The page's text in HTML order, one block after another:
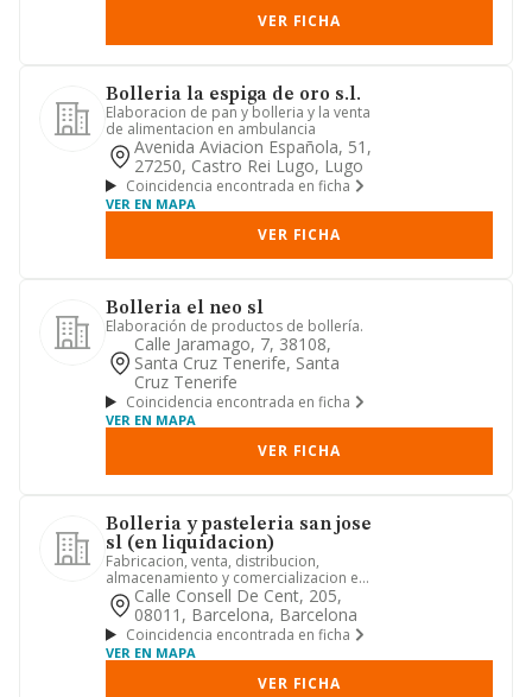
VER FICHA
Bolleria la espiga de oro s.l.
Elaboracion de pan y bolleria y la venta
de alimentacion en ambulancia
Avenida Aviacion Española, 51,
27250, Castro Rei Lugo, Lugo
Coincidencia encontrada en ficha
VER EN MAPA
VER FICHA
Bolleria el neo sl
Elaboración de productos de bollería.
Calle Jaramago, 7, 38108,
Santa Cruz Tenerife, Santa
Cruz Tenerife
Coincidencia encontrada en ficha
VER EN MAPA
VER FICHA
Bolleria y pasteleria san jose
sl (en liquidacion)
Fabricacion, venta, distribucion,
almacenamiento y comercializacion en
general de toda clase de pan...
Calle Consell De Cent, 205,
08011, Barcelona, Barcelona
Coincidencia encontrada en ficha
VER EN MAPA
VER FICHA